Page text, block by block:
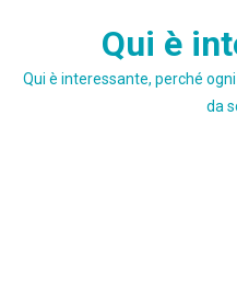
Qui è
Qui è interessante, perché
da